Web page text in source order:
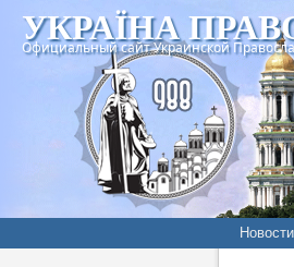
УКРАЇНА
Официальный сайт Украинской
Новости